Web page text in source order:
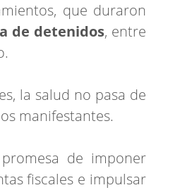
que duraron
de detenidos, entre
la salud no pasa de
manifestantes.
de imponer
fiscales e impulsar